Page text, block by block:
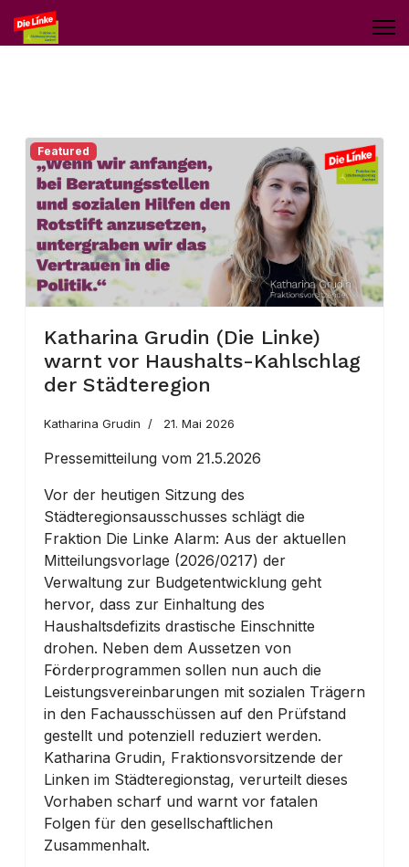
Featured
Katharina Grudin (Die Linke)
warnt vor Haushalts-Kahlschlag
der Städteregion
Katharina Grudin 21. Mai 2026
Pressemitteilung vom 21.5.2026
Vor der heutigen Sitzung des
Städteregionsausschusses schlägt die
Fraktion Die Linke Alarm: Aus der aktuellen
Mitteilungsvorlage (2026/0217) der
Verwaltung zur Budgetentwicklung geht
hervor, dass zur Einhaltung des
Haushaltsdefizits drastische Einschnitte
drohen. Neben dem Aussetzen von
Förderprogrammen sollen nun auch die
Leistungsvereinbarungen mit sozialen Trägern
in den Fachausschüssen auf den Prüfstand
gestellt und potenziell reduziert werden.
Katharina Grudin, Fraktionsvorsitzende der
Linken im Städteregionstag, verurteilt dieses
Vorhaben scharf und warnt vor fatalen
Folgen für den gesellschaftlichen
Zusammenhalt.